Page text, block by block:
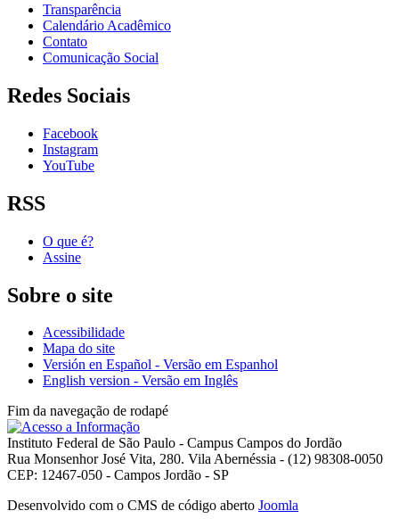
Transparência
Calendário Acadêmico
Contato
Comunicação Social
Redes Sociais
Facebook
Instagram
YouTube
RSS
O que é?
Assine
Sobre o site
Acessibilidade
Mapa do site
Versión en Español - Versão em Espanhol
English version - Versão em Inglês
Fim da navegação de rodapé
Instituto Federal de São Paulo - Campus Campos do Jordão
Rua Monsenhor José Vita, 280. Vila Abernéssia - (12) 98308-0050
CEP: 12467-050 - Campos Jordão - SP
Desenvolvido com o CMS de código aberto Joomla